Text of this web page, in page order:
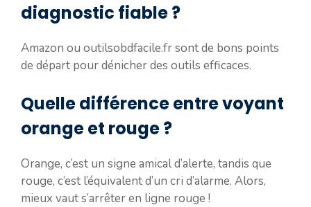
diagnostic fiable ?
Amazon ou outilsobdfacile.fr sont de bons points
de départ pour dénicher des outils efficaces.
Quelle différence entre voyant
orange et rouge ?
Orange, c’est un signe amical d’alerte, tandis que
rouge, c’est l’équivalent d’un cri d’alarme. Alors,
mieux vaut s’arrêter en ligne rouge !